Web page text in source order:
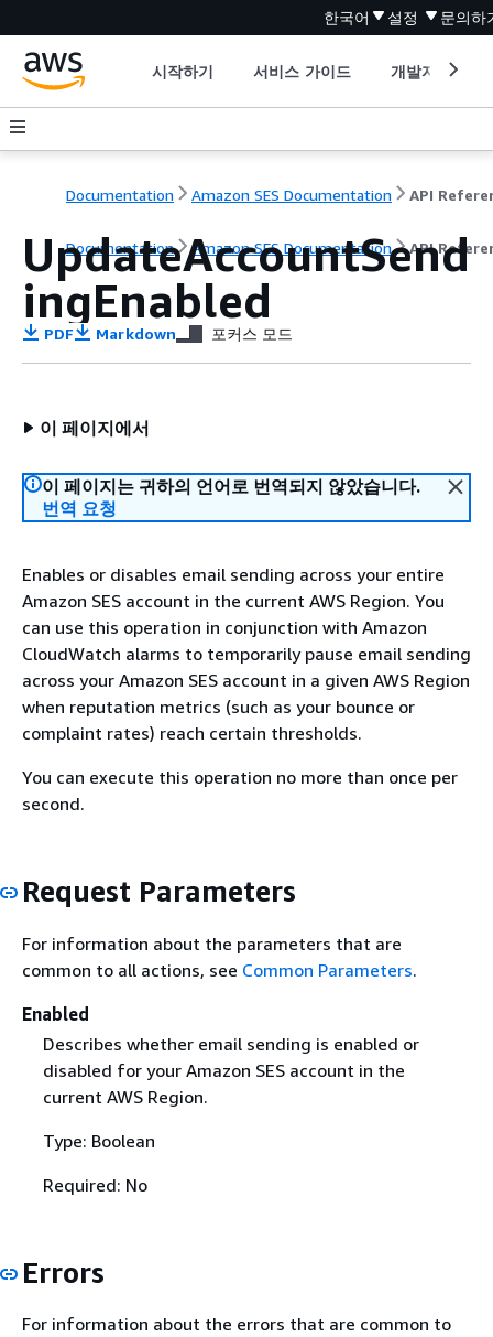
한국어 설정 문의하
시작하기 서비스 가이드 개발자 도구
Documentation Amazon SES Documentation API
Documentation Amazon SES Documentation API
UpdateAccountSend
ingEnabled
PDF Markdown 포커스 모드
이 페이지에서
이 페이지는 귀하의 언어로 번역되지 않았습니다.
번역 요청
Enables or disables email sending across your entire
Amazon SES account in the current AWS Region. You
can use this operation in conjunction with Amazon
CloudWatch alarms to temporarily pause email sending
across your Amazon SES account in a given AWS Region
when reputation metrics (such as your bounce or
complaint rates) reach certain thresholds.
You can execute this operation no more than once per
second.
Request Parameters
For information about the parameters that are
common to all actions, see Common Parameters.
Enabled
Describes whether email sending is enabled or
disabled for your Amazon SES account in the
current AWS Region.
Type: Boolean
Required: No
Errors
For information about the errors that are common to